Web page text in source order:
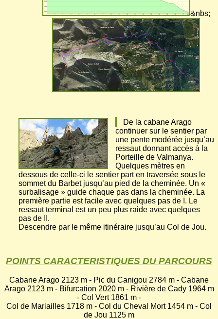
&nbs;
De la cabane Arago
continuer sur le sentier par
une pente modérée jusqu’au
ressaut donnant accès à la
Porteille de Valmanya.
Quelques mètres en
dessous de celle-ci le sentier part en traversée sous le
sommet du Barbet jusqu’au pied de la cheminée. Un «
surbalisage » guide chaque pas dans la cheminée. La
première partie est facile avec quelques pas de I. Le
ressaut terminal est un peu plus raide avec quelques
pas de II.
Descendre par le même itinéraire jusqu’au Col de Jou.
POINTS CARACTERISTIQUES DU PARCOURS
Cabane Arago 2123 m - Pic du Canigou 2784 m - Cabane
Arago 2123 m - Bifurcation 2020 m - Rivière de Cady 1964 m
- Col Vert 1861 m -
Col de Mariailles 1718 m - Col du Cheval Mort 1454 m - Col
de Jou 1125 m